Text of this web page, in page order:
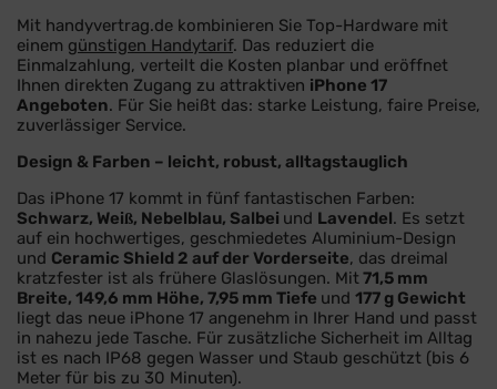
Mit handyvertrag.de kombinieren Sie Top-Hardware mit
einem günstigen Handytarif. Das reduziert die
Einmalzahlung, verteilt die Kosten planbar und eröffnet
Ihnen direkten Zugang zu attraktiven iPhone 17
Angeboten. Für Sie heißt das: starke Leistung, faire Preise,
zuverlässiger Service.
Design & Farben – leicht, robust, alltagstauglich
Das iPhone 17 kommt in fünf fantastischen Farben:
Schwarz, Weiß, Nebelblau, Salbei und Lavendel. Es setzt
auf ein hochwertiges, geschmiedetes Aluminium-Design
und Ceramic Shield 2 auf der Vorderseite, das dreimal
kratzfester ist als frühere Glaslösungen. Mit71,5 mm
Breite, 149,6 mm Höhe, 7,95 mm Tiefe und 177 g Gewicht
liegt das neue iPhone 17 angenehm in Ihrer Hand und passt
in nahezu jede Tasche. Für zusätzliche Sicherheit im Alltag
ist es nach IP68 gegen Wasser und Staub geschützt (bis 6
Meter für bis zu 30 Minuten).